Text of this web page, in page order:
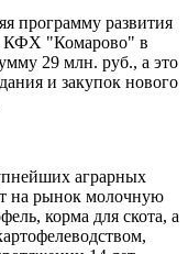
программу развития
КФХ "Комарово" в
29 млн. руб., а это
и закупок нового
аграрных
на рынок молочную
корма для скота, а